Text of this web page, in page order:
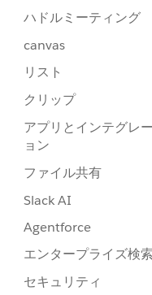
ハドルミーティング
canvas
リスト
クリップ
アプリとインテグレ
ョン
ファイル共有
Slack AI
Agentforce
エンタープライズ検
セキュリティ